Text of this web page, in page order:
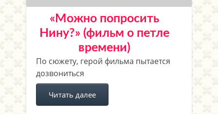
«Можно попросить
Нину?» (фильм о петле
времени)
По сюжету, герой фильма пытается
дозвониться
Читать далее